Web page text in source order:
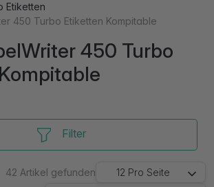
Etiketten
450 Turbo Etiketten Kompitable
450 Turbo
Filter
42 Artikel gefunden 12 Pro Seite